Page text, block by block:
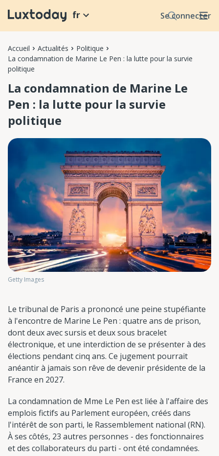
Se connecter
fr
Accueil Actualités
Politique
La condamnation de Marine Le Pen : la lutte pour la survie
politique
La condamnation de Marine Le
Pen : la lutte pour la survie
politique
Getty Images
Le tribunal de Paris a prononcé une peine stupéfiante
à l'encontre de Marine Le Pen : quatre ans de prison,
dont deux avec sursis et deux sous bracelet
électronique, et une interdiction de se présenter à des
élections pendant cinq ans. Ce jugement pourrait
anéantir à jamais son rêve de devenir présidente de la
France en 2027.
La condamnation de Mme Le Pen est liée à l'affaire des
emplois fictifs au Parlement européen, créés dans
l'intérêt de son parti, le Rassemblement national (RN).
À ses côtés, 23 autres personnes - des fonctionnaires
et des collaborateurs du parti - ont été condamnées.